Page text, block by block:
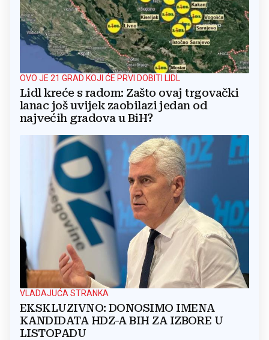
OVO JE 21 GRAD KOJI ĆE PRVI DOBITI LIDL
Lidl kreće s radom: Zašto ovaj trgovački
lanac još uvijek zaobilazi jedan od
najvećih gradova u BiH?
VLADAJUĆA STRANKA
EKSKLUZIVNO: DONOSIMO IMENA
KANDIDATA HDZ-A BIH ZA IZBORE U
LISTOPADU